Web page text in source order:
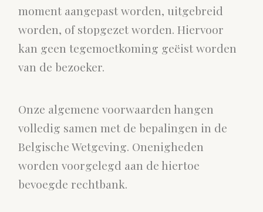
moment aangepast worden, uitgebreid
worden, of stopgezet worden. Hiervoor
kan geen tegemoetkoming geëist worden
van de bezoeker.
Onze algemene voorwaarden hangen
volledig samen met de bepalingen in de
Belgische Wetgeving. Onenigheden
worden voorgelegd aan de hiertoe
bevoegde rechtbank.